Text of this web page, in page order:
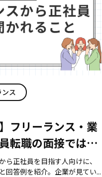
ンス
フリーランス・業
転職の面接では何
ら正社員を目指す人向けに、
回答例を紹介。企業が見てい...